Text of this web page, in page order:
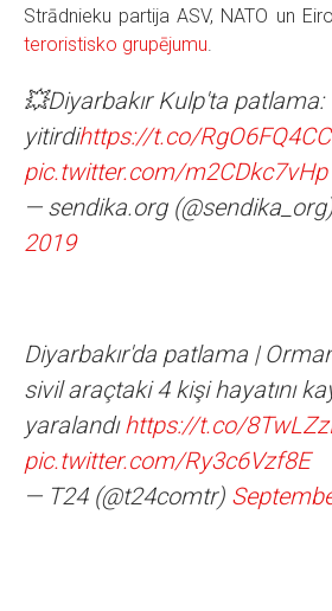
Strādnieku partija ASV, NATO un
teroristisko grupējumu.
💥Diyarbakır Kulp'ta patlama:
yitirdihttps://t.co/
pic.twitter.com/m2CDkc7vHp
— sendika.org
2019
Diyarbakır'da patlama |
sivil araçtaki 4 kişi hayatını
yaralandıhttps://t.co/
pic.twitter.com/Ry3c6Vzf8E
— T24 (@t24comtr)